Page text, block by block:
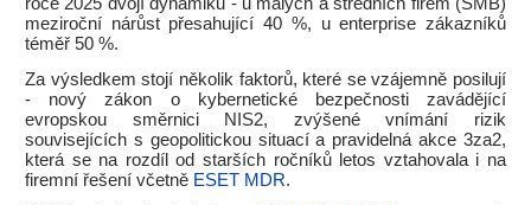
meziroční nárůst přesahující 40 %, u enterprise zákazníků
téměř 50 %.
Za výsledkem stojí několik faktorů, které se vzájemně posilují
- nový zákon o kybernetické bezpečnosti zavádějící
evropskou směrnici NIS2, zvýšené vnímání rizik
souvisejících s geopolitickou situací a pravidelná akce 3za2,
která se na rozdíl od starších ročníků letos vztahovala i na
firemní řešení včetně ESET MDR.